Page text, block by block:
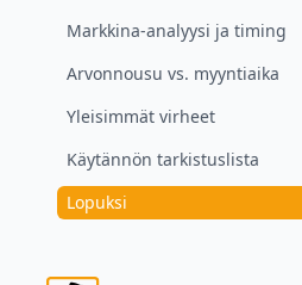
Markkina-analyysi ja timing
Arvonnousu vs. myyntiaika
Yleisimmät virheet
Käytännön tarkistuslista
Lopuksi